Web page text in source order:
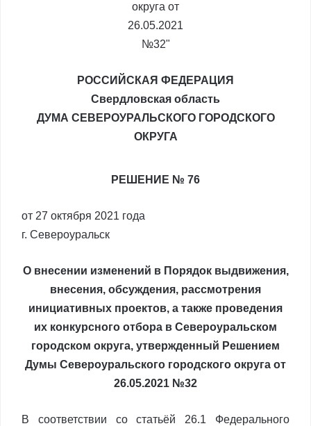
РОССИЙСКАЯ ФЕДЕРАЦИЯ
Свердловская область
ДУМА СЕВЕРОУРАЛЬСКОГО ГОРОДСКОГО
ОКРУГА
РЕШЕНИЕ № 76
от 27 октября 2021 года
г. Североуральск
О внесении изменений в Порядок выдвижения,
внесения, обсуждения, рассмотрения
инициативных проектов, а также проведения
их конкурсного отбора в Североуральском
городском округа, утвержденный Решением
Думы Североуральского городского округа от
26.05.2021 №32
В соответствии со статьёй 26.1 Федерального